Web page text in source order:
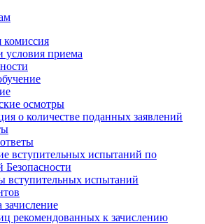
условия приема
осмотры
о количестве поданных заявлений
вступительных испытаний по
вступительных испытаний
рекомендованных к зачислению